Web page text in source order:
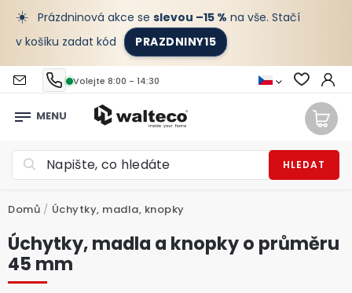
☀️ Prázdninová akce se slevou –15 % na vše. Stačí
v košíku zadat kód
PRAZDNINY15
Volejte 8:00 - 14:30
HLEDAT
Domů / Úchytky, madla, knopky
Úchytky, madla a knopky o průměru
45 mm